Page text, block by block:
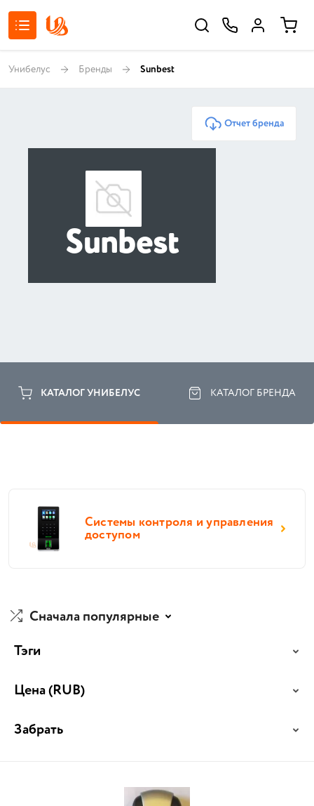
Унибелус Бренды Sunbest
Отчет бренда
Sunbest
КАТАЛОГ УНИБЕЛУС КАТАЛОГ БРЕНДА
Системы контроля и управления
доступом
Сначала популярные
Тэги
Цена(RUB)
Забрать